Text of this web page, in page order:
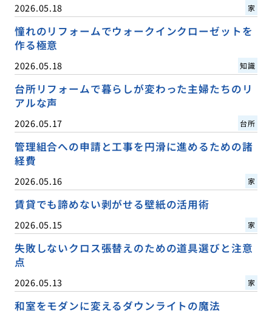
2026.05.18 家
憧れのリフォームでウォークインクローゼットを
作る極意
2026.05.18 知識
台所リフォームで暮らしが変わった主婦たちのリ
アルな声
2026.05.17 台所
管理組合への申請と工事を円滑に進めるための諸
経費
2026.05.16 家
賃貸でも諦めない剥がせる壁紙の活用術
2026.05.15 家
失敗しないクロス張替えのための道具選びと注意
点
2026.05.13 家
和室をモダンに変えるダウンライトの魔法